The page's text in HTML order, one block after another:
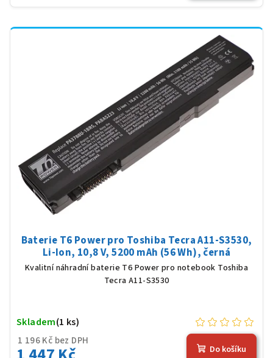
Baterie T6 Power pro Toshiba Tecra A11-S3530,
Li-Ion, 10,8 V, 5200 mAh (56 Wh), černá
Kvalitní náhradní baterie T6 Power pro notebook Toshiba
Tecra A11-S3530
1 196 Kč bez DPH
Skladem(1 ks)
Do košíku